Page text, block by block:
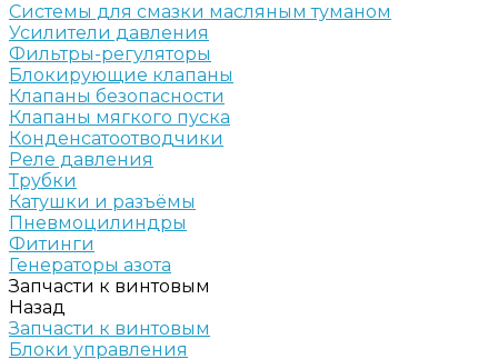
Системы для смазки масляным туманом
Усилители давления
Фильтры-регуляторы
Блокирующие клапаны
Клапаны безопасности
Клапаны мягкого пуска
Конденсатоотводчики
Реле давления
Трубки
Катушки и разъёмы
Пневмоцилиндры
Фитинги
Генераторы азота
Запчасти к винтовым
Назад
Запчасти к винтовым
Блоки управления